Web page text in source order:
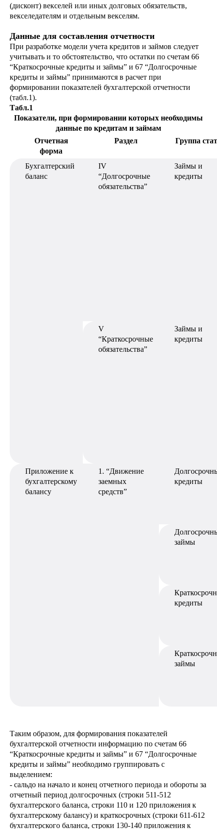
(дисконт) векселей или иных долговых обязательств,
векселедателям и отдельным векселям.
Данные для составления отчетности
При разработке модели учета кредитов и займов следует
учитывать и то обстоятельство, что остатки по счетам 66
“Краткосрочные кредиты и займы” и 67 “Долгосрочные
кредиты и займы” принимаются в расчет при
формировании показателей бухгалтерской отчетности
(табл.1).
Табл.1
Показатели, при формировании которых необходимы
данные по кредитам и займам
Отчетная
форма
Раздел Группа
Бухгалтерский
баланс
IV
“Долгосрочные
обязательства”
Займы и
кредиты
V
“Краткосрочные
обязательства”
Займы и
кредиты
Приложение к
бухгалтерскому
балансу
1. “Движение
заемных
средств”
кредиты
займы
кредиты
займы
Таким образом, для формирования показателей
бухгалтерской отчетности информацию по счетам 66
“Краткосрочные кредиты и займы” и 67 “Долгосрочные
кредиты и займы” необходимо группировать с
выделением:
- сальдо на начало и конец отчетного периода и обороты за
отчетный период долгосрочных (строки 511-512
бухгалтерского баланса, строки 110 и 120 приложения к
бухгалтерскому балансу) и краткосрочных (строки 611-612
бухгалтерского баланса, строки 130-140 приложения к